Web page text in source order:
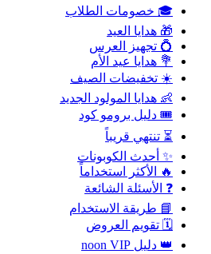
🎓 خصومات الطلاب
🎁 هدايا العيد
💍 تجهيز العرس
💐 هدايا عيد الأم
☀️ تخفيضات الصيف
👶 هدايا المولود الجديد
🎟️ دليل برومو كود
⏳ تنتهي قريباً
✨ أحدث الكوبونات
🔥 الأكثر استخداماً
❓ الأسئلة الشائعة
📘 طريقة الاستخدام
🗓️ تقويم العروض
👑 دليل noon VIP